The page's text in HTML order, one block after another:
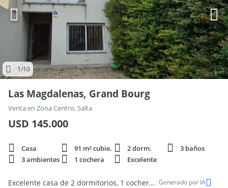
1/10
Las Magdalenas, Grand Bourg
Venta en Zona Centro, Salta
USD 145.000
Casa 91 m² cubie. 2 dorm.
3 baños
3 ambientes
1 cochera Excelente
Excelente casa de 2 dormitorios, 1 cochera, 91m² en la zona centro de Salta | Generado por IA